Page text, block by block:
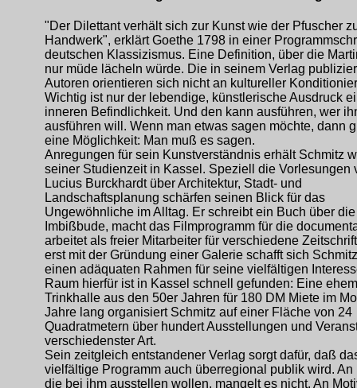
"Der Dilettant verhält sich zur Kunst wie der Pfuscher
Handwerk", erklärt Goethe 1798 in einer
deutschen Klassizismus. Eine Definition, über die
nur müde lächeln würde. Die in seinem Verlag
Autoren orientieren sich nicht an kultureller
Wichtig ist nur der lebendige, künstlerische Ausdruck
inneren Befindlichkeit. Und den kann ausführen, wer
ausführen will. Wenn man etwas sagen möchte, dann
eine Möglichkeit: Man muß es sagen.
Anregungen für sein Kunstverständnis erhält Schmitz
seiner Studienzeit in Kassel. Speziell die Vorlesungen
Lucius Burckhardt über Architektur, Stadt- und
Landschaftsplanung schärfen seinen Blick für das
Ungewöhnliche im Alltag. Er schreibt ein Buch über
Imbißbude, macht das Filmprogramm für die
arbeitet als freier Mitarbeiter für verschiedene
erst mit der Gründung einer Galerie schafft sich
einen adäquaten Rahmen für seine vielfältigen
Raum hierfür ist in Kassel schnell gefunden: Eine
Trinkhalle aus den 50er Jahren für 180 DM Miete im
Jahre lang organisiert Schmitz auf einer Fläche von 24
Quadratmetern über hundert Ausstellungen und
verschiedenster Art.
Sein zeitgleich entstandener Verlag sorgt dafür, daß
vielfältige Programm auch überregional publik wird. An
die bei ihm ausstellen wollen, mangelt es nicht. An